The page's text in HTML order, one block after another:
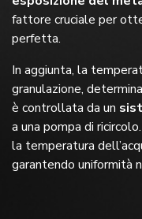
fattore cruciale per
perfetta.
In aggiunta, la
granulazione,
è controllata da un
a una pompa di
la temperatura
garantendo uniformità